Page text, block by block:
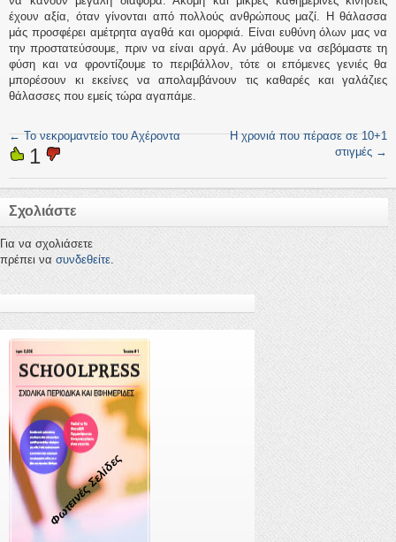
έχουν αξία, όταν γίνονται από πολλούς ανθρώπους μαζί. Η θάλασσα
μάς προσφέρει αμέτρητα αγαθά και ομορφιά. Είναι ευθύνη όλων μας να
την προστατεύσουμε, πριν να είναι αργά. Αν μάθουμε να σεβόμαστε τη
φύση και να φροντίζουμε το περιβάλλον, τότε οι επόμενες γενιές θα
μπορέσουν κι εκείνες να απολαμβάνουν τις καθαρές και γαλάζιες
θάλασσες που εμείς τώρα αγαπάμε.
←To νεκρομαντείο του Αχέροντα
Η χρονιά που πέρασε σε 10+1
στιγμές →
1
Σχολιάστε
Για να σχολιάσετε
πρέπει να συνδεθείτε
Φωτεινές Σελίδες